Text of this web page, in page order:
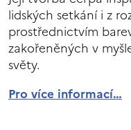
lidských setkání i z
prostřednictvím
zakořeněných v
světy.
Pro více informací…